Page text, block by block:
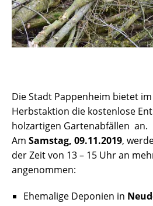
Die Stadt Pappenheim bietet
Herbstaktion die kostenlose
holzartigen Gartenabfällen an.
Am Samstag, 09.11.2019,
der Zeit von 13 – 15 Uhr an
angenommen:
Ehemalige Deponien in